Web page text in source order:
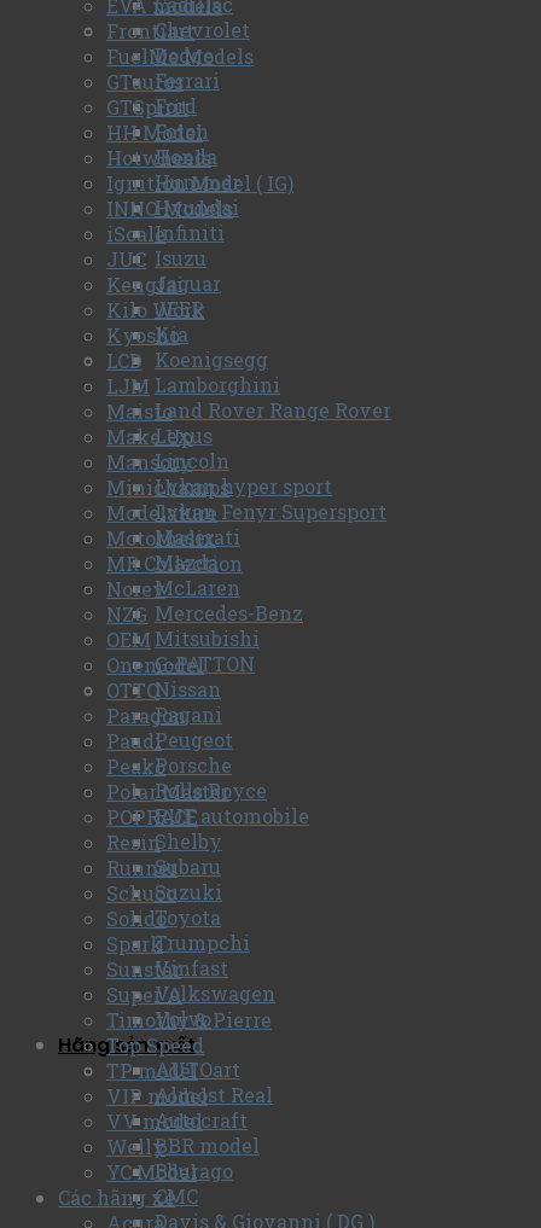
Chevrolet
Dodge
Ferrari
Ford
Foton
Honda
Hummer
Hyundai
Infiniti
Isuzu
Jaguar
JEEP
Kia
Koenigsegg
Lamborghini
Land Rover Range Rover
Lexus
Lincoln
Lykan hyper sport
Lykan Fenyr Supersport
Maserati
Mazda
McLaren
Mercedes-Benz
Mitsubishi
G-PATTON
Nissan
Pagani
Peugeot
Porsche
Rolls Royce
RUF automobile
Shelby
Subaru
Suzuki
Toyota
Trumpchi
Vinfast
Volkswagen
Volvo
Hãng sản xuất
AUTOart
Almost Real
Autocraft
BBR model
Bburago
CMC
Davis & Giovanni ( DG )
EVA models
Frontiart
FuelMe Models
GTautos
GTSpirit
HH Model
Hotwheels
Ignition Model ( IG)
INNO Models
iScale
JUC
Kengfai
Kilo Work
Kyosho
LCD
LJM
Maisto
Make Up
Mansory
Minichamps
Modelature
Motorhelix
MR Collection
Norev
NZG
OEM
Onemodel
OTTO
Paragon
Paudi
Peako
Polar Master
POPRACE
Resin
Runner
Schuco
Solido
Spark
Sunstar
Super A
Timothy & Pierre
Top Speed
TP model
VIP model
VV model
Welly
YC Model
Các hãng xe
Acura